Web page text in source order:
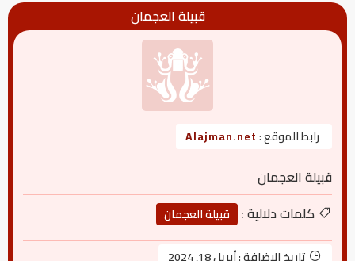
قبيلة العجمان
رابط الموقع :Alajman.net
قبيلة العجمان
كلمات دلالية :
قبيلة العجمان